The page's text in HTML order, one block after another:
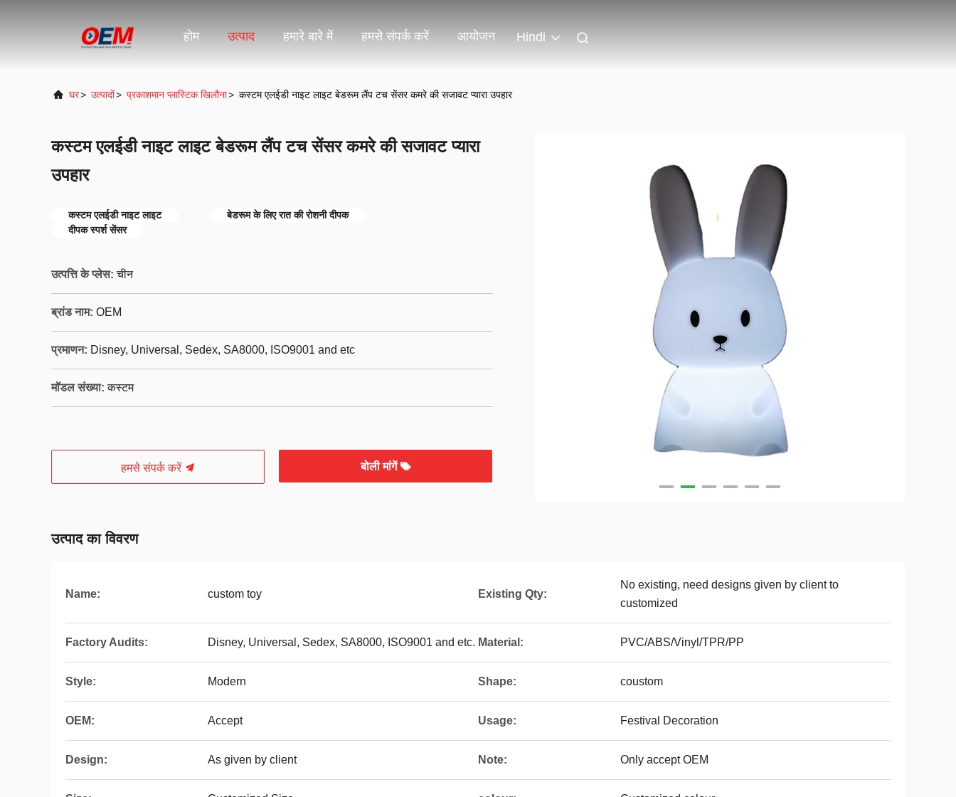
होम उत्पाद हमारे बारे में हमसे संपर्क करें आयोजन Hindi
घर> उत्पादों> प्रकाशमान प्लास्टिक खिलौना> कस्टम एलईडी नाइट लाइट बेडरूम लैंप टच सेंसर कमरे की सजावट प्यारा उपहार
कस्टम एलईडी नाइट लाइट बेडरूम लैंप टच सेंसर कमरे की सजावट प्यारा
उपहार
कस्टम एलईडी नाइट लाइट
बेडरूम के लिए रात की रोशनी दीपक
दीपक स्पर्श सेंसर
उत्पत्ति के प्लेस: चीन
ब्रांड नाम: OEM
प्रमाणन: Disney, Universal, Sedex, SA8000, ISO9001 and etc
मॉडल संख्या: कस्टम
हमसे संपर्क करें बोली मांगें
उत्पाद का विवरण
Name: custom toy Existing Qty:
No existing, need designs given by client to
customized
Factory Audits: Disney, Universal, Sedex, SA8000, ISO9001 and etc. Material: PVC/ABS/Vinyl/TPR/PP
Style: Modern Shape: coustom
OEM: Accept Usage: Festival Decoration
Design: As given by client Note: Only accept OEM